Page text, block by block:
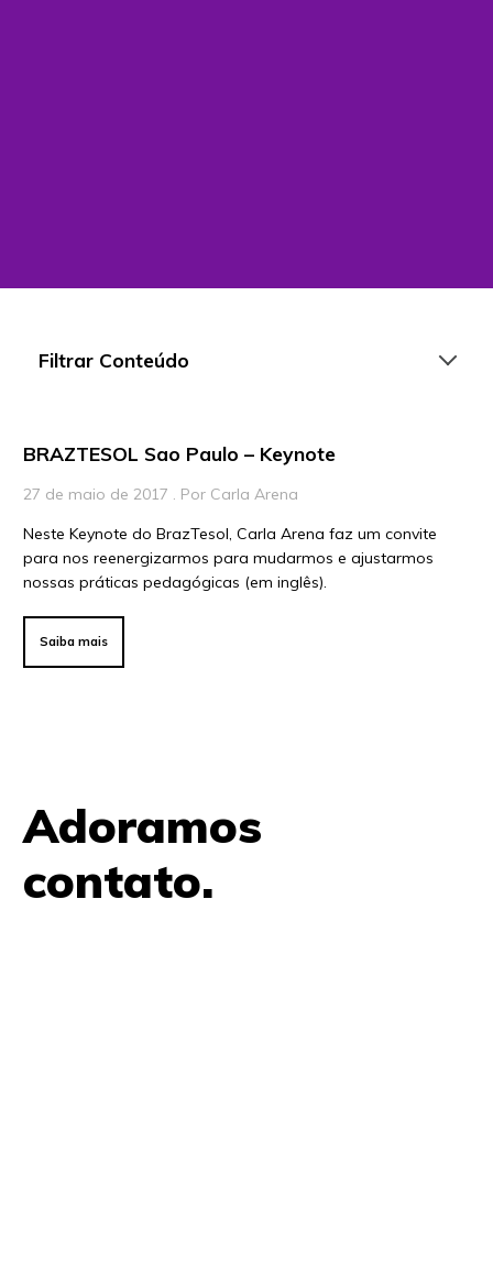
Filtrar Conteúdo
Vídeos
Para Educadores
Para Líderes
BRAZTESOL Sao Paulo – Keynote
27 de maio de 2017 . Por Carla Arena
Neste Keynote do BrazTesol, Carla Arena faz um convite
para nos reenergizarmos para mudarmos e ajustarmos
nossas práticas pedagógicas (em inglês).
Saiba mais
Adoramos
contato.